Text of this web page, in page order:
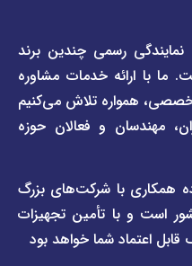
چندین برند
خدمات مشاوره
تلاش می‌کنیم
و فعالان حوزه
شرکت‌های بزرگ
تجهیزات
شما خواهد بود
پول